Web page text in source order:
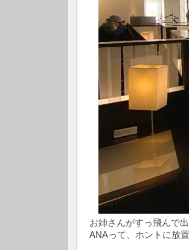
お姉さんがすっ飛んで
ANAって、ホントに放